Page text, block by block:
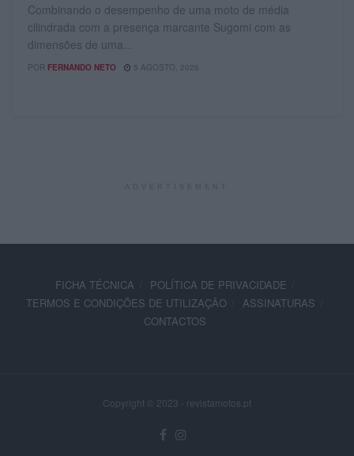
Combinando o desempenho de uma moto de média
cilindrada com a presença marcante Sugomi com as
dimensões de uma...
POR FERNANDO NETO 5 AGOSTO, 2026
FICHA TÉCNICA
POLÍTICA DE PRIVACIDADE
TERMOS E CONDIÇÕES DE UTILIZAÇÃO
ASSINATURAS
CONTACTOS
Copyright © 2023 - revistamotos.pt